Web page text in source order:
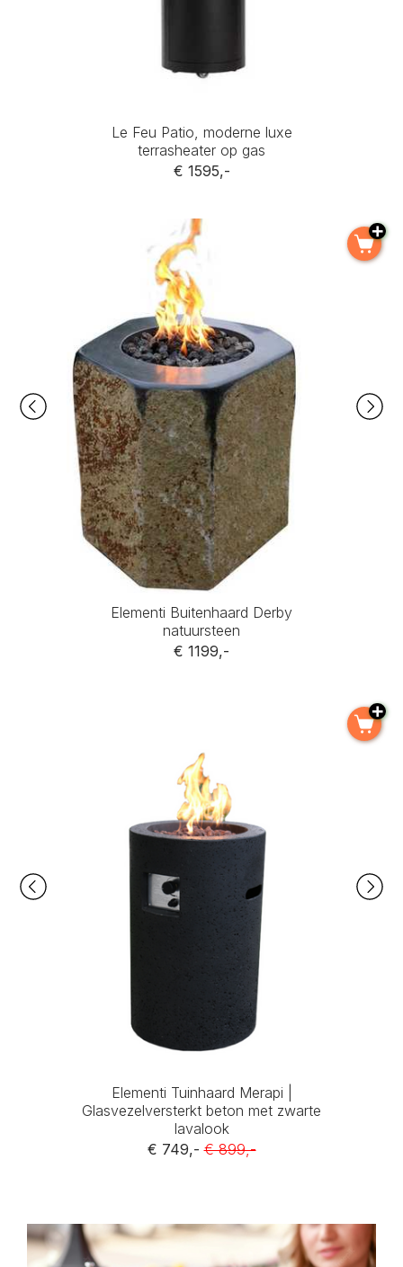
Le Feu Patio, moderne luxe
terrasheater op gas
€ 1595,-
Elementi Buitenhaard Derby
natuursteen
€ 1199,-
Elementi Tuinhaard Merapi |
Glasvezelversterkt beton met zwarte
lavalook
€ 749,- € 899,-